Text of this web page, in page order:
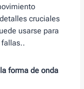
cruciales
usarse para
fallas..
forma de onda